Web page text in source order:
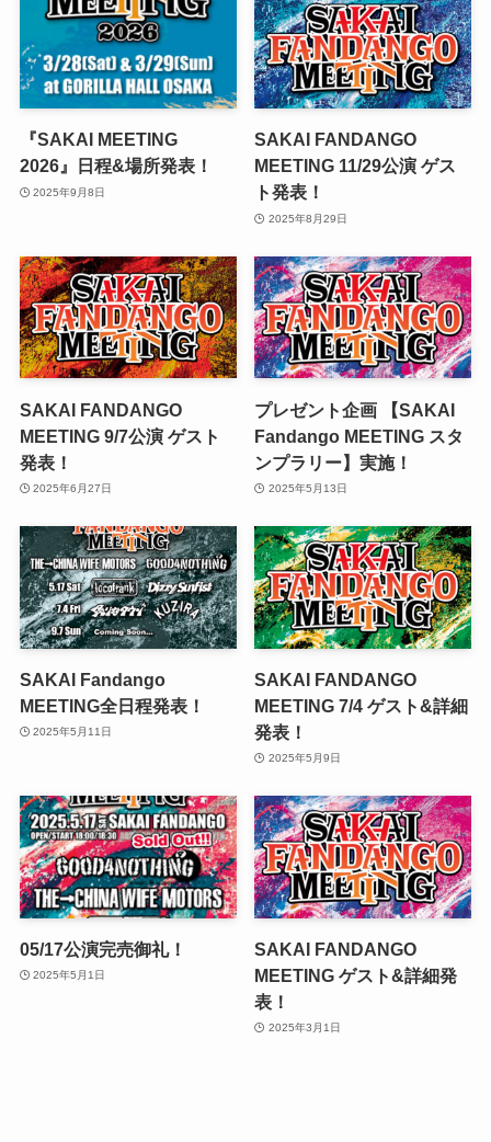
『SAKAI MEETING
2026』日程&場所発表！
2025年9月8日
SAKAI FANDANGO
MEETING 11/29公演 ゲス
ト発表！
2025年8月29日
SAKAI FANDANGO
MEETING 9/7公演 ゲスト
発表！
2025年6月27日
プレゼント企画 【SAKAI
Fandango MEETING スタ
ンプラリー】実施！
2025年5月13日
SAKAI Fandango
MEETING全日程発表！
2025年5月11日
SAKAI FANDANGO
MEETING 7/4 ゲスト&詳細
発表！
2025年5月9日
05/17公演完売御礼！
2025年5月1日
SAKAI FANDANGO
MEETING ゲスト&詳細発
表！
2025年3月1日